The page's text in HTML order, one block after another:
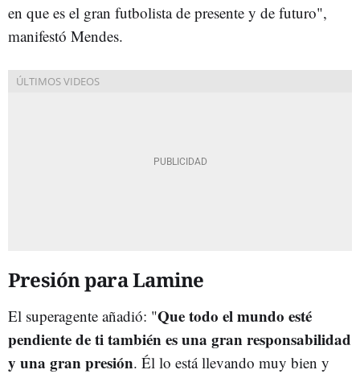
en que es el gran futbolista de presente y de futuro",
manifestó Mendes.
Presión para Lamine
El superagente añadió: "Que todo el mundo esté
pendiente de ti también es una gran responsabilidad
y una gran presión. Él lo está llevando muy bien y